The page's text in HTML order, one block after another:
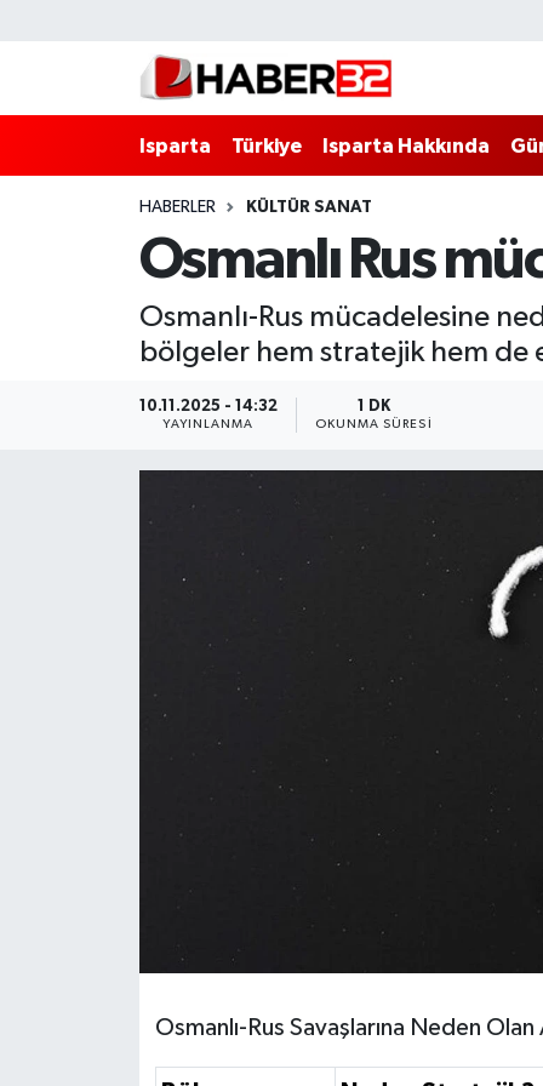
Isparta Türkiye Isparta Hakkında
HABERLER KÜLTÜR SANAT
Osmanlı Rus
Osmanlı-Rus mücadelesine
bölgeler hem stratejik hem de
10.11.2025 - 14:32
YAYINLANMA
1 DK
OKUNMA SÜRESI
Osmanlı-Rus Savaşlarına Neden
Isparta Hakkında
Esnaf Diyor ki;
BİLİM VE TEKNOLOJİ
EĞİTİM
HABERDE İNSAN
KÜLTÜR SANAT
RESMİ İLANLAR
Isparta Nöbetçi Eczaneler
Isparta Hava Durumu
Isparta Trafik Yoğunluk Haritası
Süper Lig Puan Durumu ve Fikstür
Tüm Manşetler
Son Dakika Haberleri